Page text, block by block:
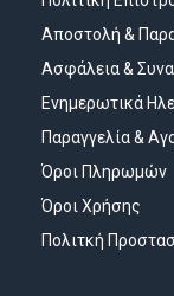
Αποστολή &
Ασφάλεια &
Ενημερωτικά
Παραγγελία &
Όροι Πληρωμών
Όροι Χρήσης
Πολιτκή